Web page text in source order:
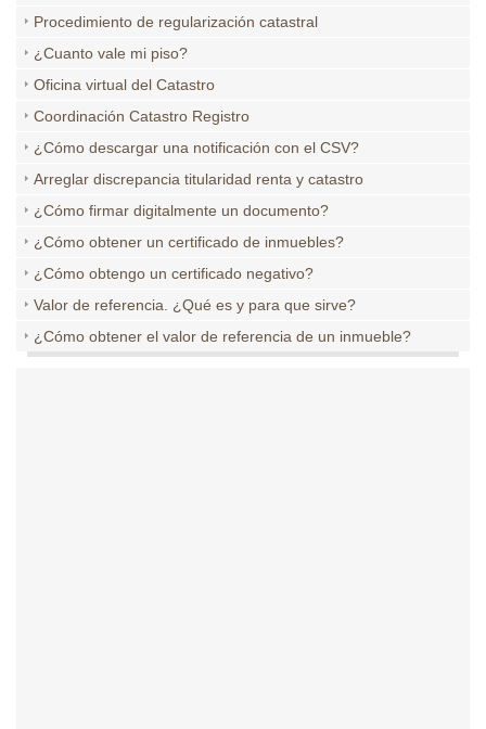
Procedimiento de regularización catastral
¿Cuanto vale mi piso?
Oficina virtual del Catastro
Coordinación Catastro Registro
¿Cómo descargar una notificación con el CSV?
Arreglar discrepancia titularidad renta y catastro
¿Cómo firmar digitalmente un documento?
¿Cómo obtener un certificado de inmuebles?
¿Cómo obtengo un certificado negativo?
Valor de referencia. ¿Qué es y para que sirve?
¿Cómo obtener el valor de referencia de un inmueble?